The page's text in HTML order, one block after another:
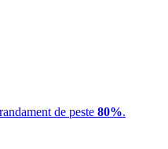
de peste 80%.